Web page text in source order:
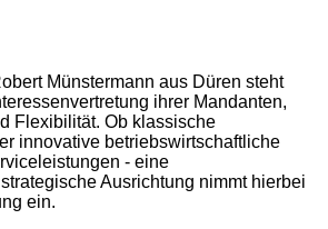
Münstermann aus Düren steht
ihrer Mandanten,
Flexibilität. Ob klassische
innovative betriebswirtschaftliche
- eine
Ausrichtung nimmt hierbei
ein.